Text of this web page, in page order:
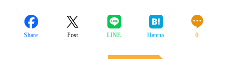
Share Post LINE Hatena 0